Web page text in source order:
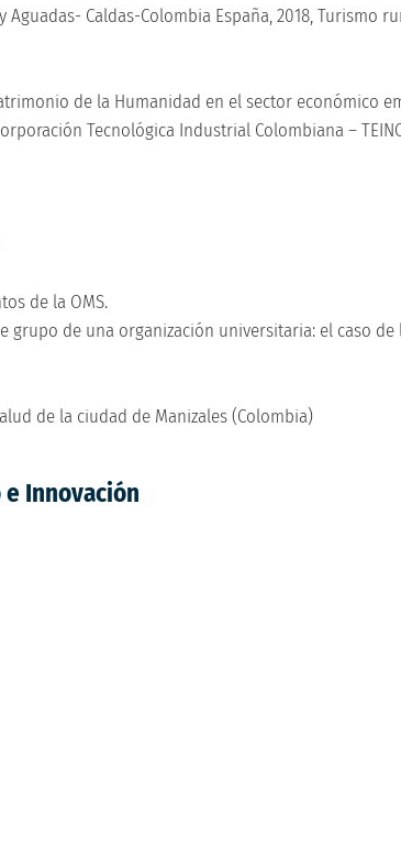
Caldas-Colombia España, 2018, Turismo
de la Humanidad en el sector económico
Tecnológica Industrial Colombiana –
de la OMS.
grupo de una organización universitaria: el caso de
de la ciudad de Manizales (Colombia)
Innovación